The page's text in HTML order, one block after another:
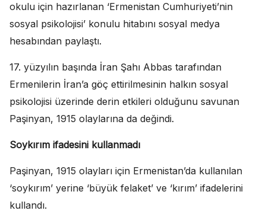
okulu için hazırlanan ‘Ermenistan Cumhuriyeti’nin
sosyal psikolojisi’ konulu hitabını sosyal medya
hesabından paylaştı.
17. yüzyılın başında İran Şahı Abbas tarafından
Ermenilerin İran’a göç ettirilmesinin halkın sosyal
psikolojisi üzerinde derin etkileri olduğunu savunan
Paşinyan, 1915 olaylarına da değindi.
Soykırım ifadesini kullanmadı
Paşinyan, 1915 olayları için Ermenistan’da kullanılan
‘soykırım’ yerine ‘büyük felaket’ ve ‘kırım’ ifadelerini
kullandı.